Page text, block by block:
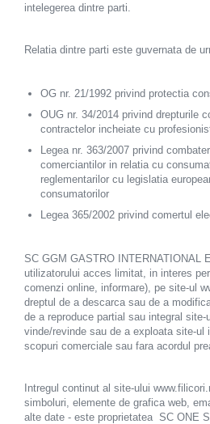
Blender
ExpertEquip
Gratare Gaz Profesionale
Masini De Spalat Pahare
Mese Inox
Storcator Automat Citrice
Vitrina Rece Panoramica Vita
intelegerea dintre parti.
Relatia dintre parti este guvernata de
OG nr. 21/1992 privind protectia
OUG nr. 34/2014 privind drepturile
contractelor incheiate cu
Legea nr. 363/2007 privind
comerciantilor in relatia cu
reglementarilor cu legislatia
consumatorilor
Legea 365/2002 privind comertul
SC GGM GASTRO INTERNATIONAL
utilizatorului acces limitat, in interes
comenzi online, informare), pe site-ul
dreptul de a descarca sau de a
de a reproduce partial sau integral
vinde/revinde sau de a exploata site-ul
scopuri comerciale sau fara acordul
Intregul continut al site-ului
simboluri, elemente de grafica web,
alte date - este proprietatea SC ONE